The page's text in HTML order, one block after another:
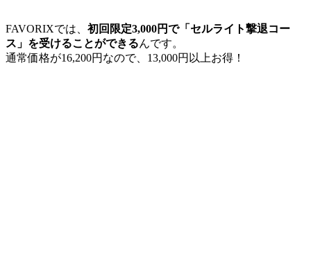
FAVORIXでは、 初回限定3,000円で「セルライト撃退コー
ス」を受けることができるんです。
通常価格が16,200円なので、13,000円以上お得！